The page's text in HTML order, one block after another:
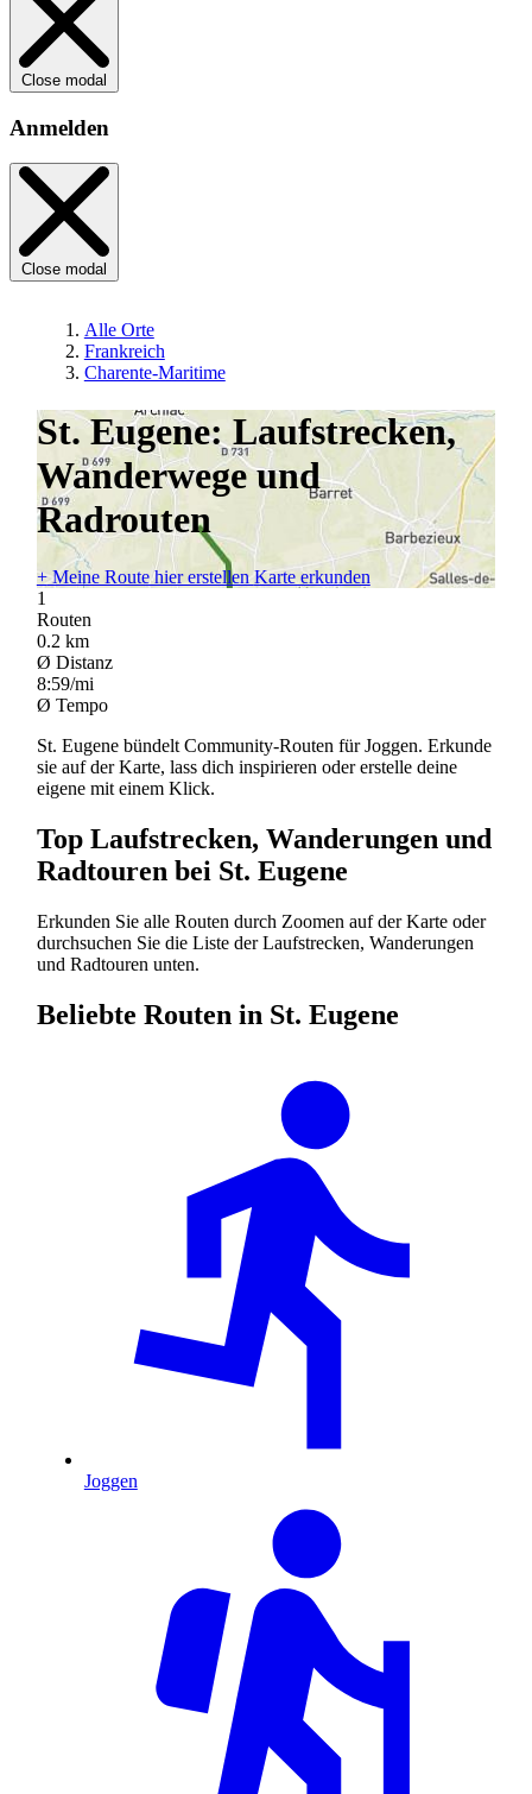
Close modal
Anmelden
Close modal
Alle Orte
Frankreich
Charente-Maritime
St. Eugene: Laufstrecken,
Wanderwege und
Radrouten
+Meine Route hier erstellenKarte erkunden
1
Routen
0.2 km
Ø Distanz
8:59/mi
Ø Tempo
St. Eugene bündelt Community-Routen für Joggen. Erkunde
sie auf der Karte, lass dich inspirieren oder erstelle deine
eigene mit einem Klick.
Top Laufstrecken, Wanderungen und
Radtouren bei St. Eugene
Erkunden Sie alle Routen durch Zoomen auf der Karte oder
durchsuchen Sie die Liste der Laufstrecken, Wanderungen
und Radtouren unten.
Beliebte Routen in St. Eugene
Joggen